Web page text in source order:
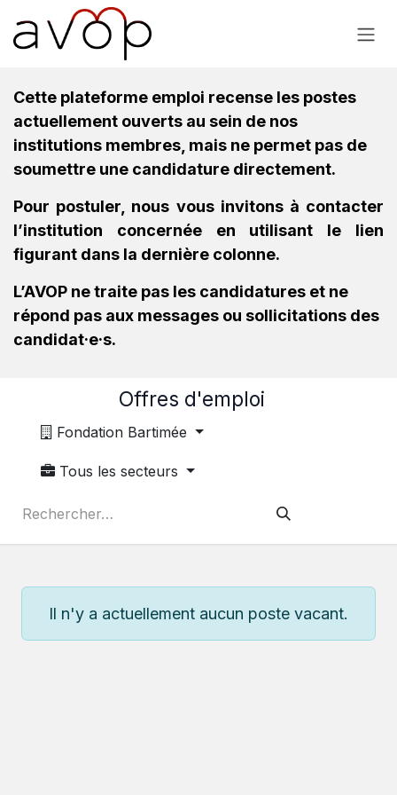
Se rendre au contenu
Cette plateforme emploi recense les postes
actuellement ouverts au sein de nos
institutions membres, mais ne permet pas de
soumettre une candidature directement.
Pour postuler, nous vous invitons à contacter
l’institution concernée en utilisant le lien
figurant dans la dernière colonne.
L’AVOP ne traite pas les candidatures et ne
répond pas aux messages ou sollicitations des
candidat·e·s.
Offres d'emploi
Fondation Bartimée
Tous les secteurs
Il n'y a actuellement aucun poste vacant.